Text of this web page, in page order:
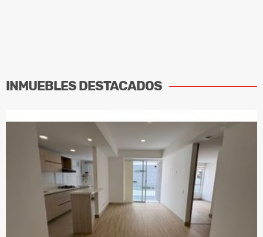
INMUEBLESDESTACADOS